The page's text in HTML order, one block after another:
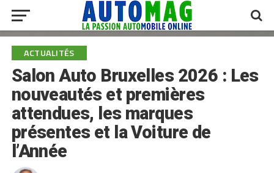
ACTUALITÉS
Salon Auto Bruxelles 2026 : Les
nouveautés et premières
attendues, les marques
présentes et la Voiture de
l’Année